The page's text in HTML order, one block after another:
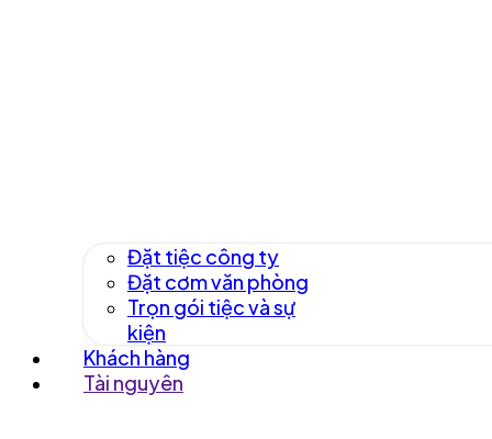
Đặt tiệc công ty
Đặt cơm văn phòng
Trọn gói tiệc và sự
kiện
Khách hàng
Tài nguyên